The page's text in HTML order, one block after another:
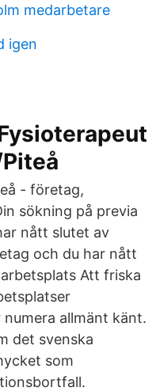
medarbetare
igen
- företag,
sökning på previa
nått slutet av
och du har nått
Att friska
allmänt känt.
det svenska
som